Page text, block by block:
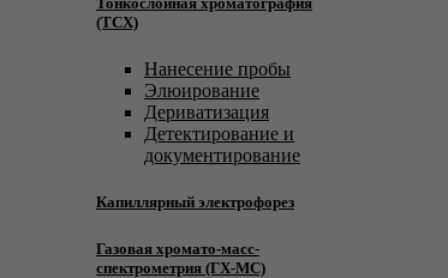
(ТСХ)
Нанесение пробы
Элюирование
Дериватизация
Детектирование и
документирование
Капиллярный электрофорез
Газовая хромато-масс-
спектрометрия (ГХ-МС)